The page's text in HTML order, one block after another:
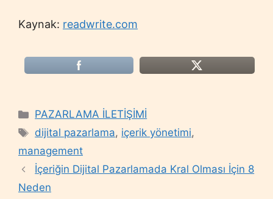
Kaynak: readwrite.com
Categories
PAZARLAMA İLETİŞİMİ
Tags
dijital pazarlama, içerik yönetimi,
management
İçeriğin Dijital Pazarlamada Kral Olması İçin 8
Neden